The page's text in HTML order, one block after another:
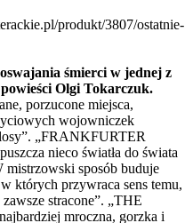
produkt/3807/ostatnie-
śmierci w jednej z
Olgi Tokarczuk.
porzucone miejsca,
wojowniczek
„FRANKFURTER
nieco światła do świata
mistrzowski sposób buduje
których przywraca sens temu,
stracone”. „THE
mroczna, gorzka i